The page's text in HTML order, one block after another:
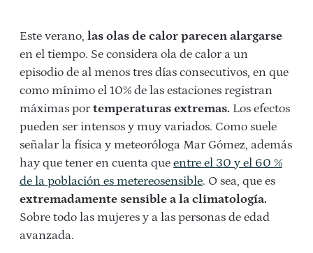
Este verano, las olas de calor parecen alargarse
en el tiempo. Se considera ola de calor a un
episodio de al menos tres días consecutivos, en que
como mínimo el 10% de las estaciones registran
máximas portemperaturas extremas. Los efectos
pueden ser intensos y muy variados. Como suele
señalar la física y meteoróloga Mar Gómez, además
hay que tener en cuenta que entre el 30 y el 60 %
de la población es metereosensible. O sea, que es
extremadamente sensible a la climatología.
Sobre todo las mujeres y a las personas de edad
avanzada.